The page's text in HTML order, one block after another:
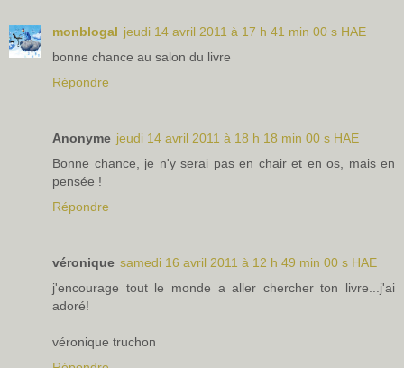
monblogal jeudi 14 avril 2011 à 17 h 41 min 00 s HAE
bonne chance au salon du livre
Répondre
Anonyme jeudi 14 avril 2011 à 18 h 18 min 00 s HAE
Bonne chance, je n'y serai pas en chair et en os, mais en
pensée !
Répondre
véronique samedi 16 avril 2011 à 12 h 49 min 00 s HAE
j'encourage tout le monde a aller chercher ton livre...j'ai
adoré!
véronique truchon